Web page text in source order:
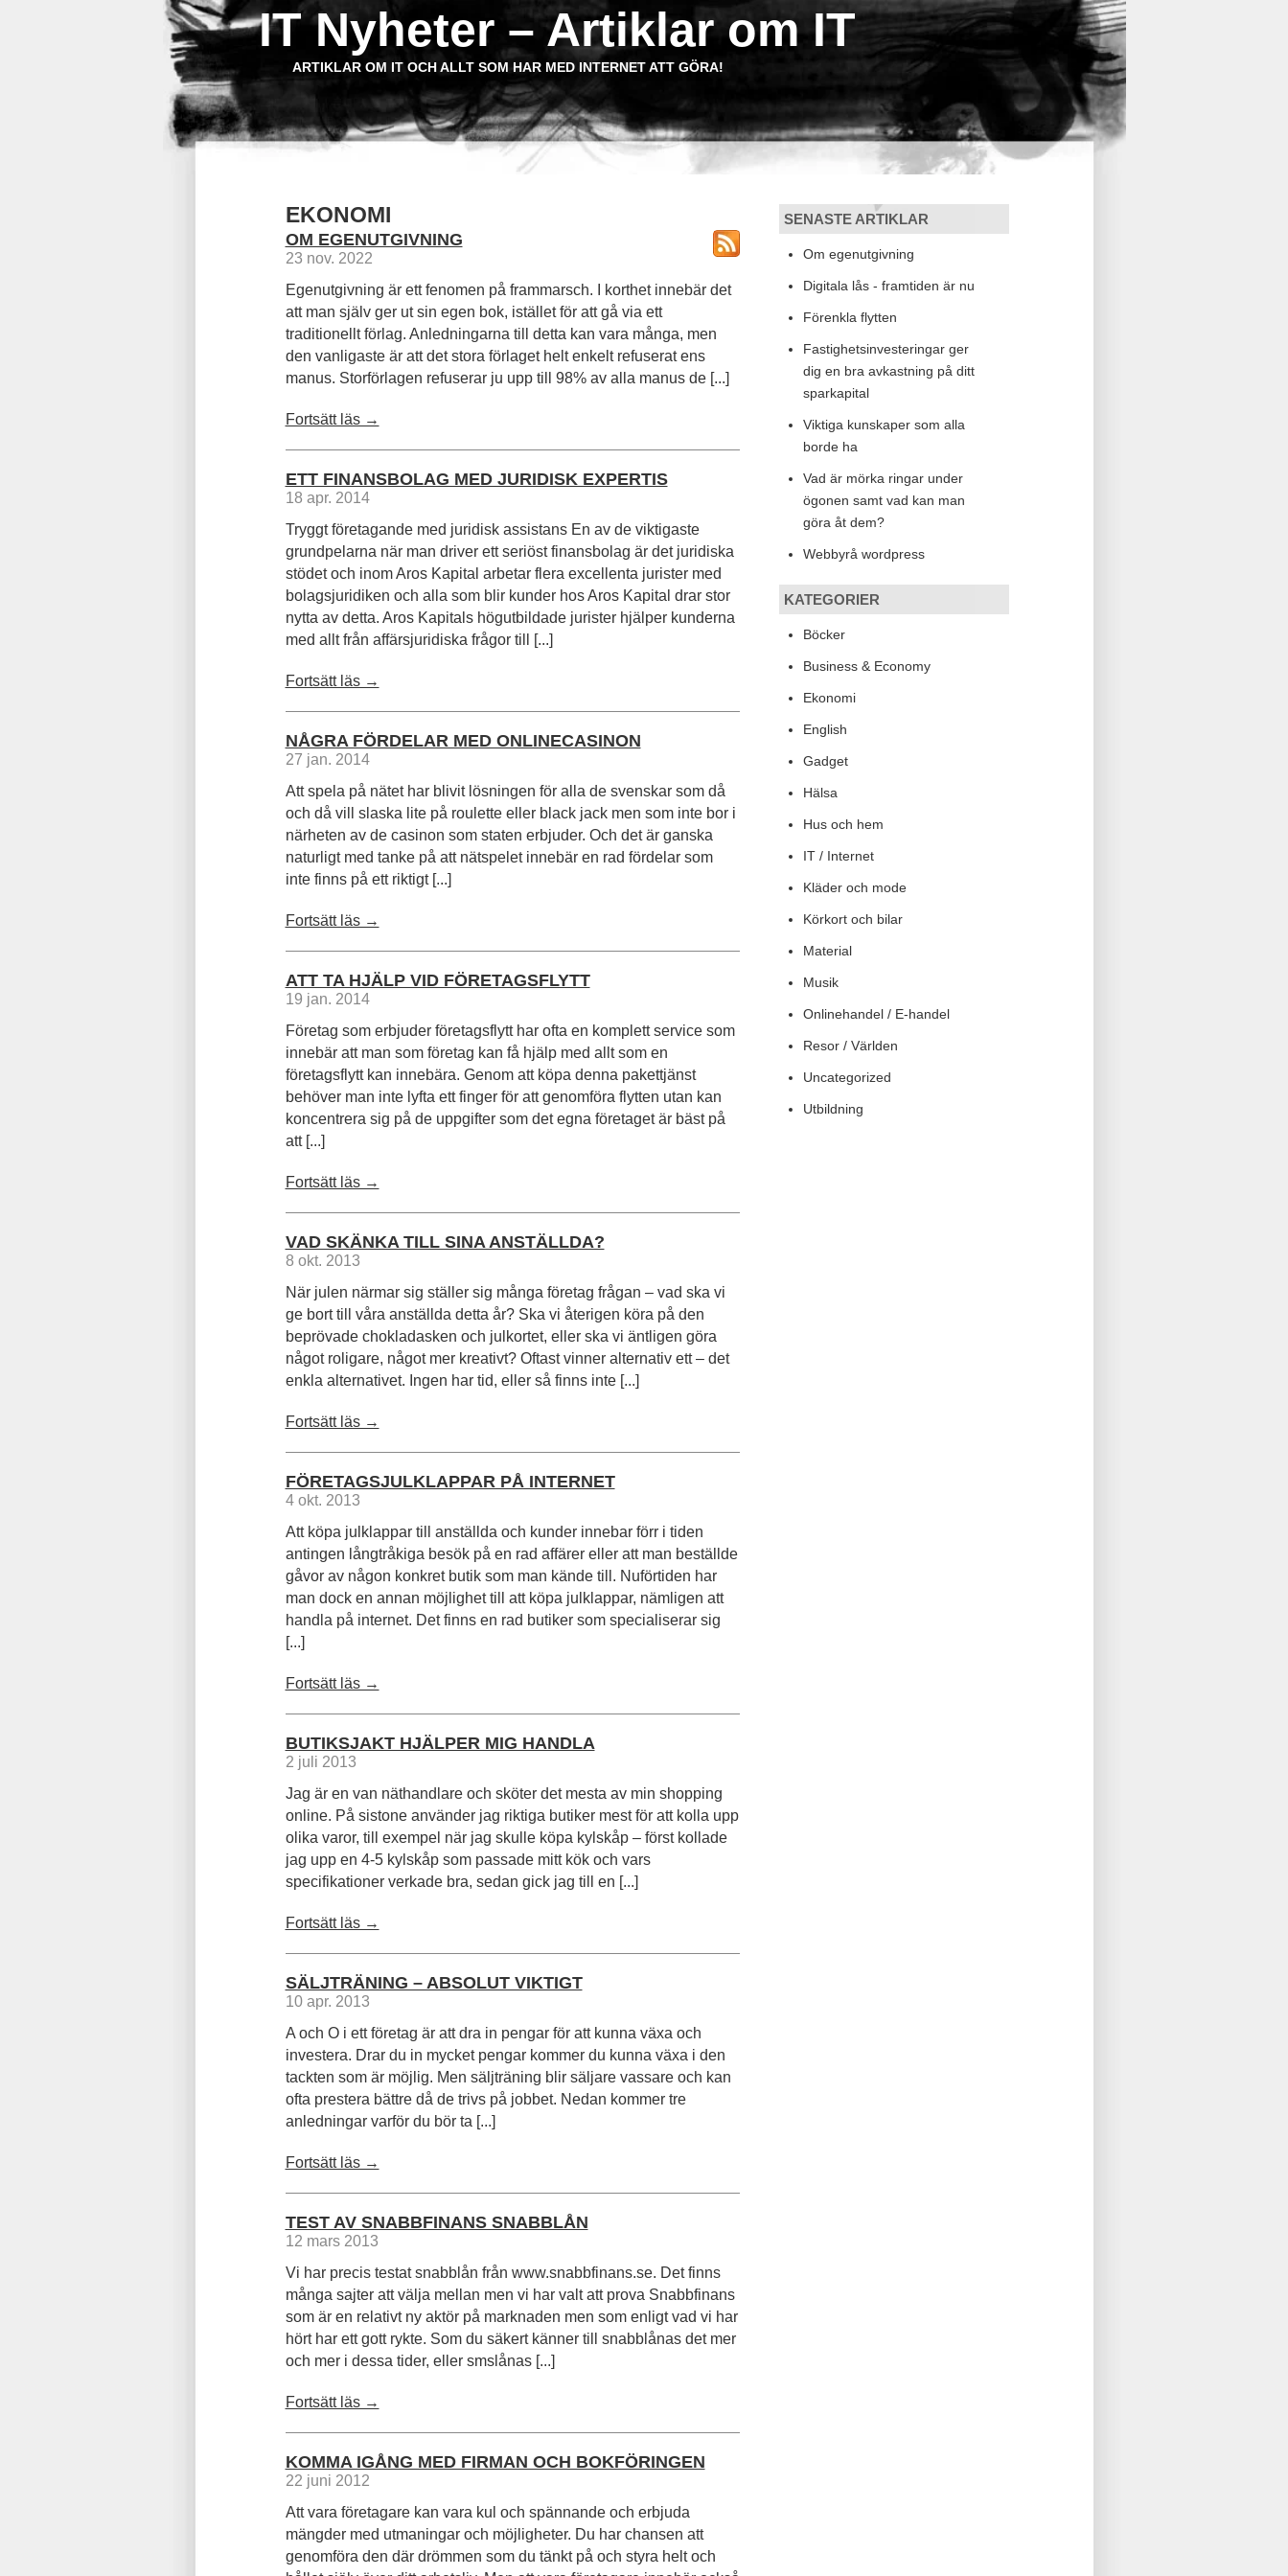
IT Nyheter – Artiklar om IT
ARTIKLAR OM IT OCH ALLT SOM HAR MED INTERNET ATT GÖRA!
EKONOMI
OM EGENUTGIVNING
23 nov. 2022
Egenutgivning är ett fenomen på frammarsch. I korthet innebär det
att man själv ger ut sin egen bok, istället för att gå via ett
traditionellt förlag. Anledningarna till detta kan vara många, men
den vanligaste är att det stora förlaget helt enkelt refuserat ens
manus. Storförlagen refuserar ju upp till 98% av alla manus de [...]
Fortsätt läs →
ETT FINANSBOLAG MED JURIDISK EXPERTIS
18 apr. 2014
Tryggt företagande med juridisk assistans En av de viktigaste
grundpelarna när man driver ett seriöst finansbolag är det juridiska
stödet och inom Aros Kapital arbetar flera excellenta jurister med
bolagsjuridiken och alla som blir kunder hos Aros Kapital drar stor
nytta av detta. Aros Kapitals högutbildade jurister hjälper kunderna
med allt från affärsjuridiska frågor till [...]
Fortsätt läs →
NÅGRA FÖRDELAR MED ONLINECASINON
27 jan. 2014
Att spela på nätet har blivit lösningen för alla de svenskar som då
och då vill slaska lite på roulette eller black jack men som inte bor i
närheten av de casinon som staten erbjuder. Och det är ganska
naturligt med tanke på att nätspelet innebär en rad fördelar som
inte finns på ett riktigt [...]
Fortsätt läs →
ATT TA HJÄLP VID FÖRETAGSFLYTT
19 jan. 2014
Företag som erbjuder företagsflytt har ofta en komplett service som
innebär att man som företag kan få hjälp med allt som en
företagsflytt kan innebära. Genom att köpa denna pakettjänst
behöver man inte lyfta ett finger för att genomföra flytten utan kan
koncentrera sig på de uppgifter som det egna företaget är bäst på
att [...]
Fortsätt läs →
VAD SKÄNKA TILL SINA ANSTÄLLDA?
8 okt. 2013
När julen närmar sig ställer sig många företag frågan – vad ska vi
ge bort till våra anställda detta år? Ska vi återigen köra på den
beprövade chokladasken och julkortet, eller ska vi äntligen göra
något roligare, något mer kreativt? Oftast vinner alternativ ett – det
enkla alternativet. Ingen har tid, eller så finns inte [...]
Fortsätt läs →
FÖRETAGSJULKLAPPAR PÅ INTERNET
4 okt. 2013
Att köpa julklappar till anställda och kunder innebar förr i tiden
antingen långtråkiga besök på en rad affärer eller att man beställde
gåvor av någon konkret butik som man kände till. Nuförtiden har
man dock en annan möjlighet till att köpa julklappar, nämligen att
handla på internet. Det finns en rad butiker som specialiserar sig
[...]
Fortsätt läs →
BUTIKSJAKT HJÄLPER MIG HANDLA
2 juli 2013
Jag är en van näthandlare och sköter det mesta av min shopping
online. På sistone använder jag riktiga butiker mest för att kolla upp
olika varor, till exempel när jag skulle köpa kylskåp – först kollade
jag upp en 4-5 kylskåp som passade mitt kök och vars
specifikationer verkade bra, sedan gick jag till en [...]
Fortsätt läs →
SÄLJTRÄNING – ABSOLUT VIKTIGT
10 apr. 2013
A och O i ett företag är att dra in pengar för att kunna växa och
investera. Drar du in mycket pengar kommer du kunna växa i den
tackten som är möjlig. Men säljträning blir säljare vassare och kan
ofta prestera bättre då de trivs på jobbet. Nedan kommer tre
anledningar varför du bör ta [...]
Fortsätt läs →
TEST AV SNABBFINANS SNABBLÅN
12 mars 2013
Vi har precis testat snabblån från www.snabbfinans.se. Det finns
många sajter att välja mellan men vi har valt att prova Snabbfinans
som är en relativt ny aktör på marknaden men som enligt vad vi har
hört har ett gott rykte. Som du säkert känner till snabblånas det mer
och mer i dessa tider, eller smslånas [...]
Fortsätt läs →
KOMMA IGÅNG MED FIRMAN OCH BOKFÖRINGEN
22 juni 2012
Att vara företagare kan vara kul och spännande och erbjuda
mängder med utmaningar och möjligheter. Du har chansen att
genomföra den där drömmen som du tänkt på och styra helt och
SENASTE ARTIKLAR
Om egenutgivning
Digitala lås - framtiden är nu
Förenkla flytten
Fastighetsinvesteringar ger
dig en bra avkastning på ditt
sparkapital
Viktiga kunskaper som alla
borde ha
Vad är mörka ringar under
ögonen samt vad kan man
göra åt dem?
Webbyrå wordpress
KATEGORIER
Böcker
Business & Economy
Ekonomi
English
Gadget
Hälsa
Hus och hem
IT / Internet
Kläder och mode
Körkort och bilar
Material
Musik
Onlinehandel / E-handel
Resor / Världen
Uncategorized
Utbildning